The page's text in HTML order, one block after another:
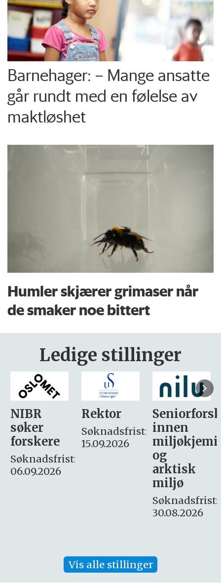
Barnehager: – Mange ansatte
går rundt med en følelse av
maktløshet
Humler skjærer grimaser når
de smaker noe bittert
Ledige stillinger
Rektor
Søknadsfrist:
15.09.2026
Seniorforsker
innen
miljøkjemi
søker
– fast
Søknadsfrist:
16. august.
Vis alle stillinger